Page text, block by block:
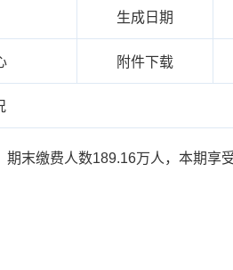
生成日期
附件下载
缴费人数189.16万人，本期享受